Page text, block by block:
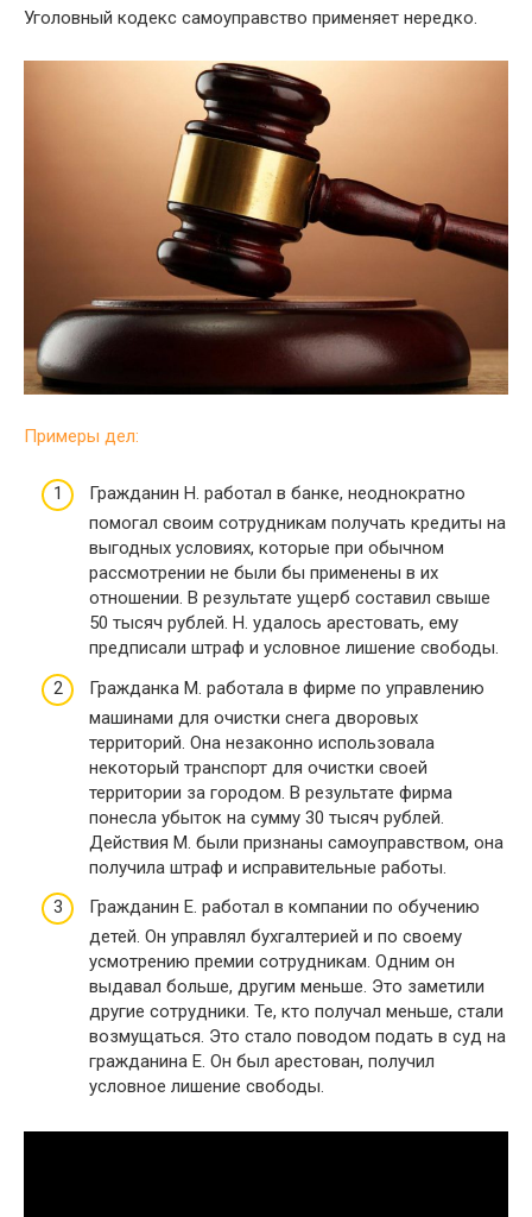
Уголовный кодекс самоуправство применяет нередко.
Примеры дел:
Гражданин Н. работал в банке, неоднократно
помогал своим сотрудникам получать кредиты на
выгодных условиях, которые при обычном
рассмотрении не были бы применены в их
отношении. В результате ущерб составил свыше
50 тысяч рублей. Н. удалось арестовать, ему
предписали штраф и условное лишение свободы.
Гражданка М. работала в фирме по управлению
машинами для очистки снега дворовых
территорий. Она незаконно использовала
некоторый транспорт для очистки своей
территории за городом. В результате фирма
понесла убыток на сумму 30 тысяч рублей.
Действия М. были признаны самоуправством, она
получила штраф и исправительные работы.
Гражданин Е. работал в компании по обучению
детей. Он управлял бухгалтерией и по своему
усмотрению премии сотрудникам. Одним он
выдавал больше, другим меньше. Это заметили
другие сотрудники. Те, кто получал меньше, стали
возмущаться. Это стало поводом подать в суд на
гражданина Е. Он был арестован, получил
условное лишение свободы.